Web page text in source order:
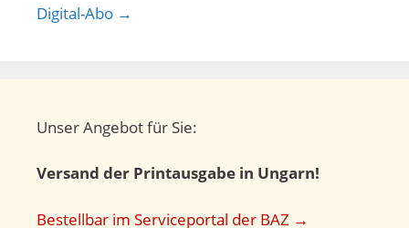
Digital-Abo →
Unser Angebot für Sie:
Versand der Printausgabe in Ungarn!
Bestellbar im Serviceportal der BAZ →